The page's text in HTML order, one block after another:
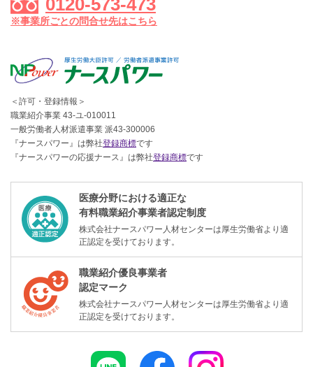
※事業所ごとの問合せ先はこちら
＜許可・登録情報＞
職業紹介事業 43-ユ-010011
一般労働者人材派遣事業 派43-300006
『ナースパワー』は弊社登録商標です
『ナースパワーの応援ナース』は弊社登録商標です
医療分野における適正な
有料職業紹介事業者認定制度
株式会社ナースパワー人材センターは厚生労働省より適
正認定を受けております。
職業紹介優良事業者
認定マーク
株式会社ナースパワー人材センターは厚生労働省より適
正認定を受けております。